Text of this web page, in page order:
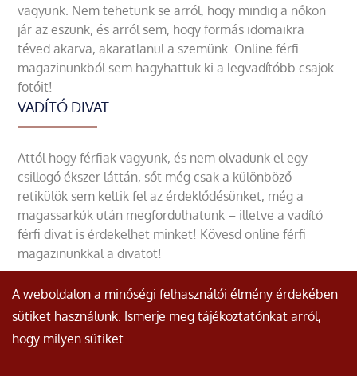
vagyunk. Nem tehetünk se arról, hogy mindig a nőkön
jár az eszünk, és arról sem, hogy formás idomaikra
téved akarva, akaratlanul a szemünk. Online férfi
magazinunkból sem hagyhattuk ki a legvadítóbb csajok
fotóit!
VADÍTÓ DIVAT
Attól hogy férfiak vagyunk, és nem olvadunk el egy
csillogó ékszer láttán, sőt még csak a különböző
retikülök sem keltik fel az érdeklődésünket, még a
magassarkúk után megfordulhatunk – illetve a vadító
férfi divat is érdekelhet minket! Kövesd online férfi
magazinunkkal a divatot!
© Minden jog fenntartva.
A weboldalon a minőségi felhasználói élmény érdekében
sütiket használunk. Ismerje meg tájékoztatónkat arról,
hogy milyen sütiket